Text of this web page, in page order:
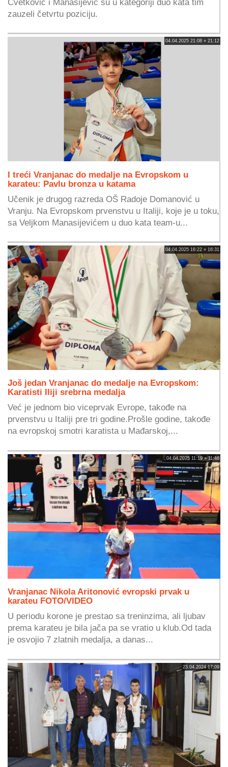
Cvetković i Manasijević su u kategoriji duo kata tim
zauzeli četvrtu poziciju.
04.04.2025 21:08 » 21:12
I treći Vranjanac do medalje na Evropskom u
karateu: Pavlu bronza u katama
Učenik je drugog razreda OŠ Radoje Domanović u
Vranju. Na Evropskom prvenstvu u Italiji, koje je u toku,
sa Veljkom Manasijevićem u duo kata team-u...
04.04.2025 16:22 » 16:31
Još jedan Vranjanac do medalje na Evropskom:
Karatisti Iliji srebrna medalja
Već je jednom bio viceprvak Evrope, takođe na
prvenstvu u Italiji pre tri godine.Prošle godine, takođe
na evropskoj smotri karatista u Mađarskoj,...
04.04.2025 11:19 » 11:46
Vranjanac Nikola Aritonović evropski prvak u
karateu FOTO/VIDEO
U periodu korone je prestao sa treninzima, ali ljubav
prema karateu je bila jača pa se vratio u klub.Od tada
je osvojio 7 zlatnih medalja, a danas...
23.04.2024 17:09